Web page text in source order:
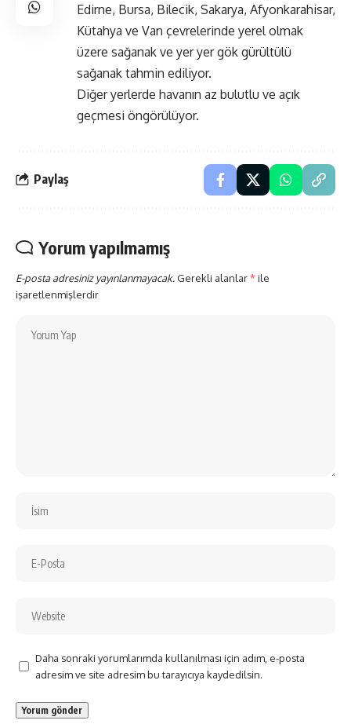
Edirne, Bursa, Bilecik, Sakarya, Afyonkarahisar,
Kütahya ve Van çevrelerinde yerel olmak
üzere sağanak ve yer yer gök gürültülü
sağanak tahmin ediliyor.
Diğer yerlerde havanın az bulutlu ve açık
geçmesi öngörülüyor.
Paylaş
Yorum yapılmamış
E-posta adresiniz yayınlanmayacak. Gerekli alanlar*ile
işaretlenmişlerdir
Daha sonraki yorumlarımda kullanılması için adım, e-posta
adresim ve site adresim bu tarayıcıya kaydedilsin.